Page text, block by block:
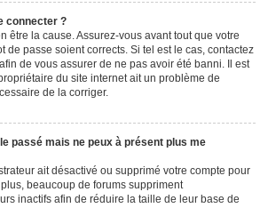
connecter ?
être la cause. Assurez-vous avant tout que votre
de passe soient corrects. Si tel est le cas, contactez
de vous assurer de ne pas avoir été banni. Il est
du site internet ait un problème de
de la corriger.
passé mais ne peux à présent plus me
ait désactivé ou supprimé votre compte pour
beaucoup de forums suppriment
inactifs afin de réduire la taille de leur base de